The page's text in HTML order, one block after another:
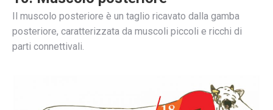
Il muscolo posteriore è un taglio ricavato dalla gamba
posteriore, caratterizzata da muscoli piccoli e ricchi di
parti connettivali.